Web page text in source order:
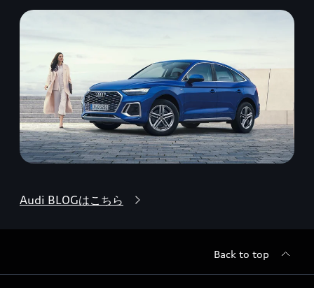
Audi BLOGはこちら
Back to top